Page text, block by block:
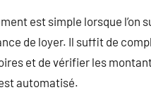
est simple lorsque l’on
de loyer. Il suffit de
et de vérifier les
automatisé.